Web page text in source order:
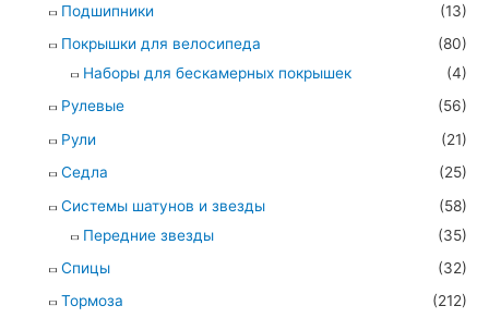
Подшипники
(13)
Покрышки для велосипеда
(80)
Наборы для бескамерных покрышек
(4)
Рулевые
(56)
Рули
(21)
Седла
(25)
Системы шатунов и звезды
(58)
Передние звезды
(35)
Спицы
(32)
Тормоза
(212)